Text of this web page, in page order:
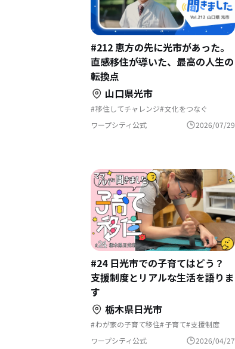
#212 恵方の先に光市があった。
直感移住が導いた、最高の人生の
転換点
山口県光市
移住してチャレンジ 文化をつなぐ
自然と暮らす 地域おこし
地域おこし協力隊 歴史をつむぐ
地域を活性化
ワープシティ公式 2026/07/29
#24 日光市での子育てはどう？
支援制度とリアルな生活を語りま
す
栃木県日光市
わが家の子育て移住 子育て 支援制度
村でくらす 支援センターを活用
自然と暮らす 地域おこし
地域おこし協力隊
ワープシティ公式 2026/04/27